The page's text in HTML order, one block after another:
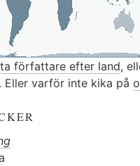
författare efter land,
. Eller varför inte kika på